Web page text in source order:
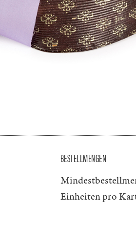
BESTELLMENGEN
Einheiten pro